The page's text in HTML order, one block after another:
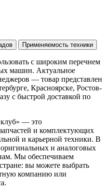
Применяемость техники
с широким перечнем
машин. Актуальное
— товар представлен
Красноярске, Ростов-
с быстрой доставкой по
— это
и комплектующих
и карьерной техники. В
и аналоговых
Мы обеспечиваем
вы можете выбрать
компанию или